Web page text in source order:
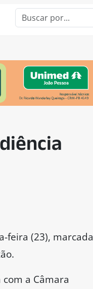
feira (23), marcada
a Câmara